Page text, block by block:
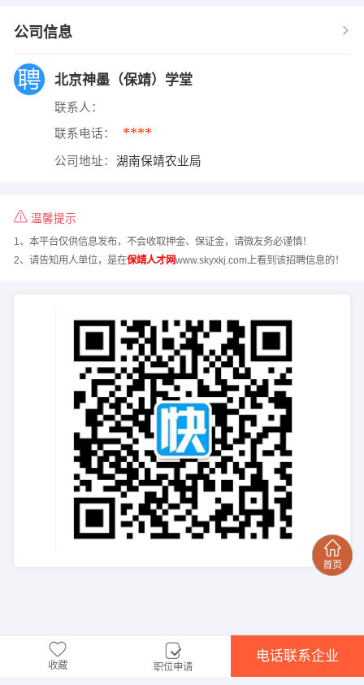
公司信息
北京神墨（保靖）学堂
联系人：
联系电话： ****
公司地址： 湖南保靖农业局
温馨提示
1、本平台仅供信息发布，不会收取押金、保证金，请微友务必谨慎！
2、请告知用人单位，是在保靖人才网www.skyxkj.com上看到该招聘信息的！
收藏 职位申请
电话联系企业